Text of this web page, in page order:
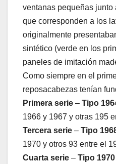
ventanas pequeñas junto
que corresponden a los
originalmente
sintético (verde en los
paneles de imitación
Como siempre en el
reposacabezas tenían
Primera serie – Tipo
1966 y 1967 y otras 195
Tercera serie – Tipo
1970 y otros 93 entre el
Cuarta serie – Tipo 1970